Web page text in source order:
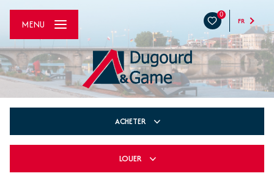
0
FR
MENU
ACHETER
LOUER